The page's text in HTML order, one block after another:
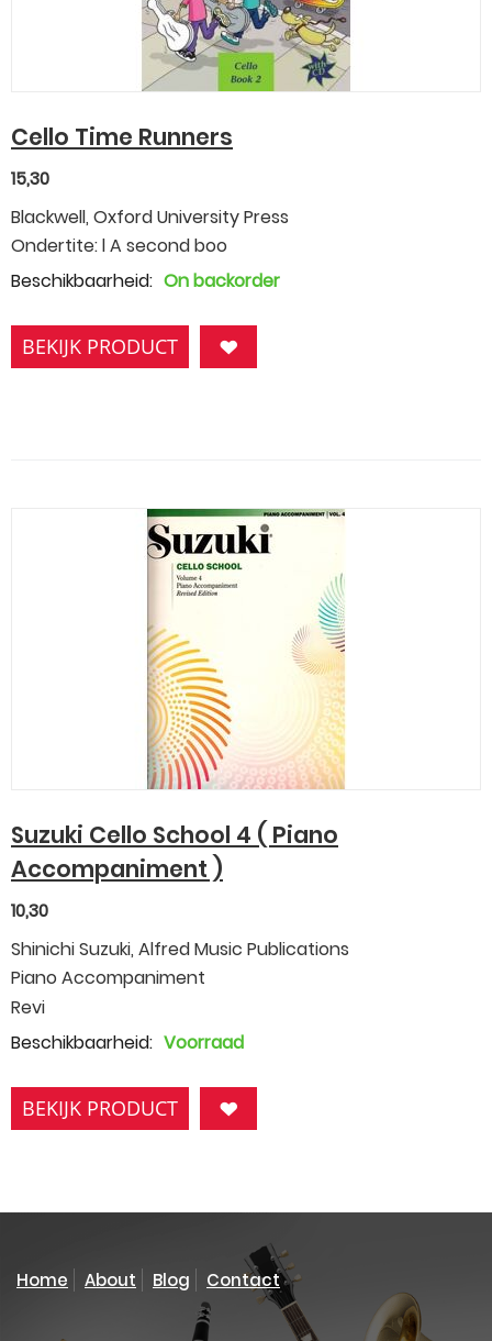
Cello Time Runners
15,30
Blackwell, Oxford University Press
Ondertite: l A second boo
Beschikbaarheid: On backorder
BEKIJK PRODUCT
Suzuki Cello School 4 ( Piano
Accompaniment )
10,30
Shinichi Suzuki, Alfred Music Publications
Piano Accompaniment
Revi
Beschikbaarheid: Voorraad
BEKIJK PRODUCT
Home About Blog Contact